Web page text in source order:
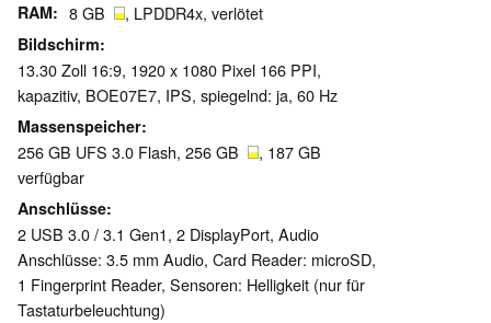
RAM 8 GB , LPDDR4x, verlötet
Bildschirm
13.30 Zoll 16:9, 1920 x 1080 Pixel 166 PPI,
kapazitiv, BOE07E7, IPS, spiegelnd: ja, 60 Hz
Massenspeicher
256 GB UFS 3.0 Flash, 256 GB
, 187 GB
verfügbar
Anschlüsse
2 USB 3.0 / 3.1 Gen1, 2 DisplayPort, Audio
Anschlüsse: 3.5 mm Audio, Card Reader: microSD,
1 Fingerprint Reader, Sensoren: Helligkeit (nur für
Tastaturbeleuchtung)